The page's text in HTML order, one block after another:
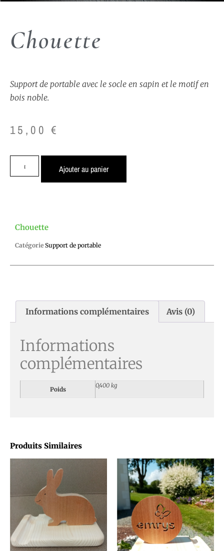
Chouette
Support de portable avec le socle en sapin et le motif en
bois noble.
15,00€
Ajouter au panier
Produits Similaires
Chouette
Catégorie Support de portable
Informations complémentaires Avis (0)
Informations
complémentaires
Poids
0,400 kg